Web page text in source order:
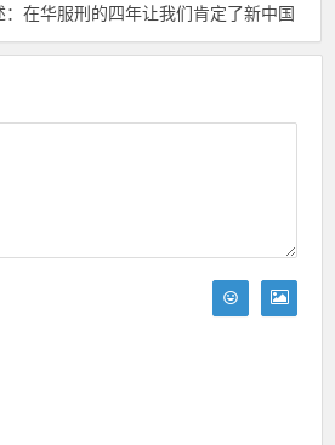
在华服刑的四年让我们肯定了新中国